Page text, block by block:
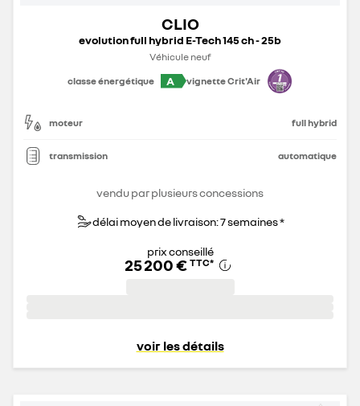
CLIO
evolution full hybrid E-Tech 145 ch - 25b
Véhicule neuf
classe énergétique
A vignette Crit'Air
moteur full hybrid
transmission automatique
vendu par plusieurs concessions
délai moyen de livraison: 7 semaines *
prix conseillé
25 200 € TTC*
voir les détails